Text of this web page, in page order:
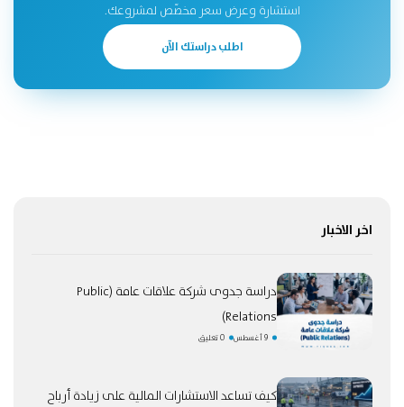
استشارة وعرض سعر مخصّص لمشروعك.
اطلب دراستك الآن
اخر الاخبار
دراسة جدوى شركة علاقات عامة (Public
Relations)
9 أغسطس 0 تعليق
كيف تساعد الاستشارات المالية على زيادة أرباح